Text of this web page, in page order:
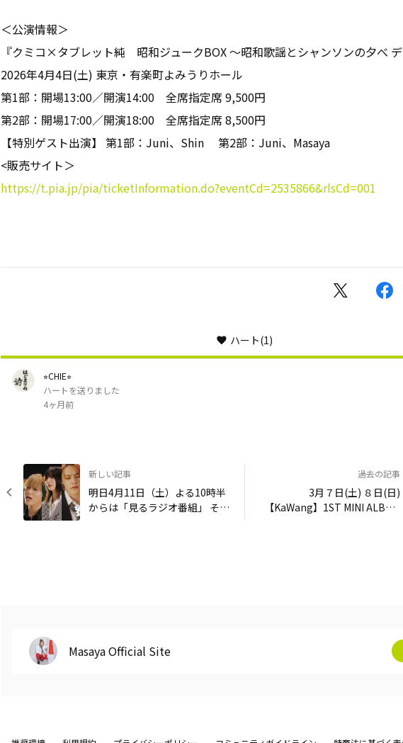
＜公演情報＞
『クミコ×タブレット純 昭和ジュークBOX 〜昭和歌謡とシャンソンの夕べ
2026年4月4日(土) 東京・有楽町よみうりホール
第1部：開場13:00／開演14:00 全席指定席 9,500円
第2部：開場17:00／開演18:00 全席指定席 8,500円
【特別ゲスト出演】 第1部：Juni、Shin 第2部：Juni、Masaya
<販売サイト＞
https://t.pia.jp/pia/ticketInformation.do?eventCd=2535866&rlsCd=001
ハート(1)
⭐︎CHIE⭐︎
ハートを送りました
4ヶ月前
新しい記事
明日4月11日（土）よる10時半
からは「見るラジオ番組」 そし
過去の記事
3月７日(土) ８日(日)
【KaWang】1ST MINI ALBUM
Masaya Official Site